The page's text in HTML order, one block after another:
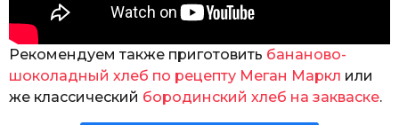
Рекомендуем также приготовить бананово-
шоколадный хлеб по рецепту Меган Маркл или
же классический бородинский хлеб на закваске.